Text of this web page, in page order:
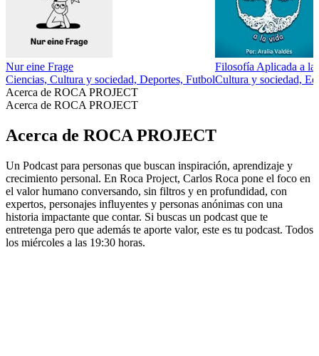
Nur eine Frage
Ciencias, Cultura y sociedad, Deportes, Futbol
Filosofía Aplicada a la
Cultura y sociedad,
Acerca de ROCA PROJECT
Acerca de ROCA PROJECT
Acerca de ROCA PROJECT
Un Podcast para personas que buscan inspiración, aprendizaje y
crecimiento personal. En Roca Project, Carlos Roca pone el foco en
el valor humano conversando, sin filtros y en profundidad, con
expertos, personajes influyentes y personas anónimas con una
historia impactante que contar. Si buscas un podcast que te
entretenga pero que además te aporte valor, este es tu podcast. Todos
los miércoles a las 19:30 horas.